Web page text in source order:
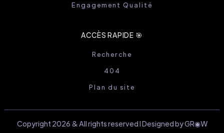
Engagement Qualité
ACCÈS RAPIDE 🎯
Recherche
404
Plan du site
Copyright 2026 & All rights reserved I Designed by GR◉W